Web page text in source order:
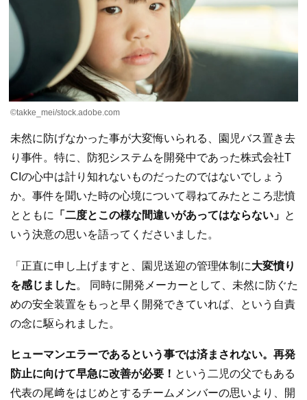
©takke_mei/stock.adobe.com
未然に防げなかった事が大変悔いられる、園児バス置き去
り事件。特に、防犯システムを開発中であった株式会社T
CIの心中は計り知れないものだったのではないでしょう
か。事件を聞いた時の心境について尋ねてみたところ悲憤
とともに
「二度とこの様な間違いがあってはならない」 と
いう決意の思いを語ってくださいました。
「正直に申し上げますと、園児送迎の管理体制に大変憤り
を感じました。 同時に開発メーカーとして、未然に防ぐた
めの安全装置をもっと早く開発できていれば、という自責
の念に駆られました。
ヒューマンエラーであるという事では済まされない。再発
防止に向けて早急に改善が必要！ という二児の父でもある
代表の尾﨑をはじめとするチームメンバーの思いより、開